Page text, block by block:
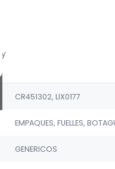
y
CR451302, LIX0177
EMPAQUES, FUELLES,
GENERICOS